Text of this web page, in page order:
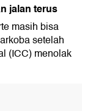
jalan terus
masih bisa
setelah
(ICC) menolak